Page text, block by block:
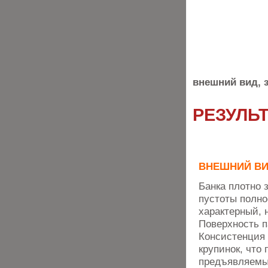
внешний вид,
ВНЕШНИЙ
Банка плотно
пустоты
характерный,
Поверхность
крупинок, что